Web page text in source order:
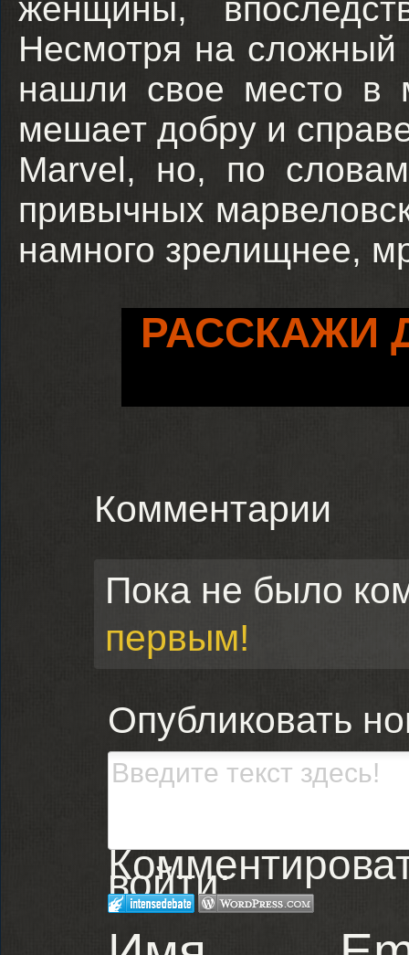
женщины,
Несмотря на сложный
нашли свое место в
мешает добру и
Marvel, но, по
привычных
намного зрелищнее,
РАССКАЖИ
Комментарии
Пока не было
первым!
Опубликовать
войти: